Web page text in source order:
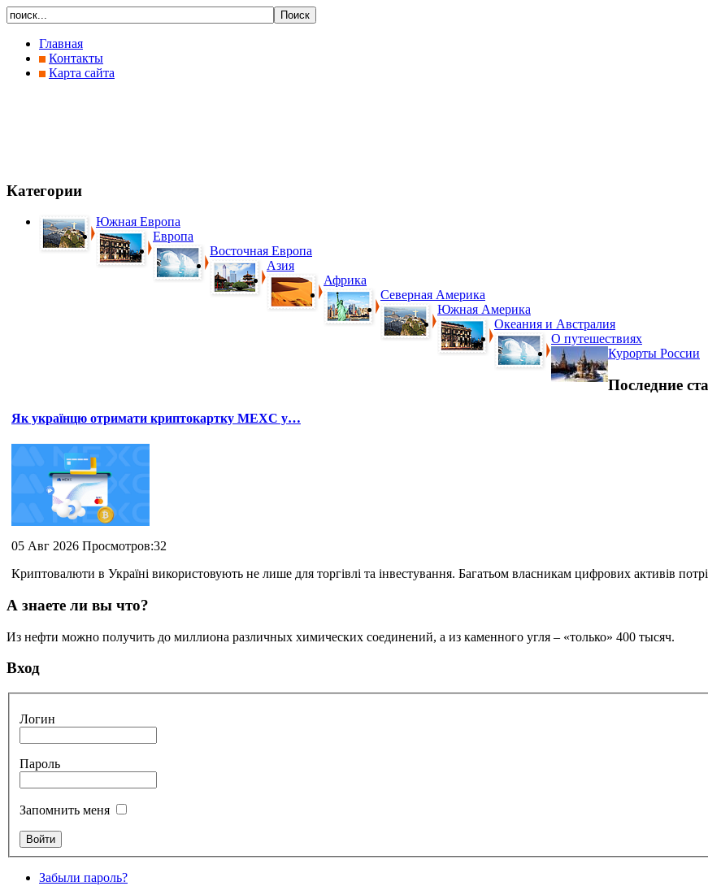
Главная
Контакты
Карта сайта
Категории
Южная Европа
Европа
Восточная Европа
Азия
Африка
Северная Америка
Южная Америка
Океания и Австралия
О путешествиях
Курорты России
Последние
Як українцю отримати криптокартку MEXC у…
05 Авг 2026 Просмотров:32
Криптовалюти в Україні використовують не лише для торгівлі та інвестування. Багатьом власникам цифрових активів
А знаете ли вы что?
Из нефти можно получить до миллиона различных химических соединений, а из каменного угля – «только» 400 тысяч.
Вход
Логин
Пароль
Запомнить меня
Забыли пароль?